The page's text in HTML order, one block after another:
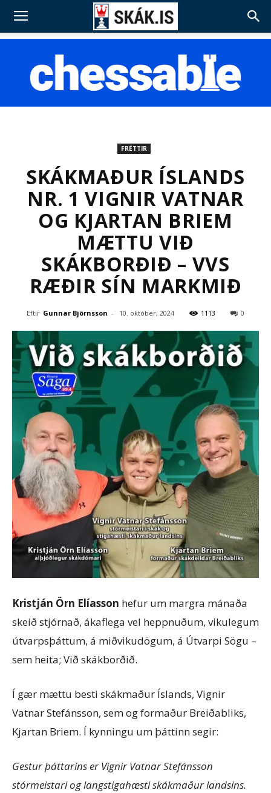
FRÉTTIR
SKÁKMAÐUR ÍSLANDS
NR. 1 VIGNIR VATNAR
OG KJARTAN BRIEM
MÆTTU VIÐ
SKÁKBORÐIÐ – VVS
RÆÐIR SÍN MARKMIÐ
Eftir Gunnar Björnsson - 10. október, 2024 1113 0
Kristján Örn Elíasson hefur um margra mánaða
skeið stjórnað, ákaflega vel heppnuðum, vikulegum
útvarpsþáttum, á miðvikudögum, á Útvarpi Sögu –
sem heita; Við skákborðið.
Í gær mættu besti skákmaður Íslands, Vignir
Vatnar Stefánsson, sem og formaður Breiðabliks,
Kjartan Briem. Í kynningu um þáttinn segir:
Gestur þáttarins er Vignir Vatnar Stefánsson
stórmeistari og langstigahæsti skákmaður landsins.